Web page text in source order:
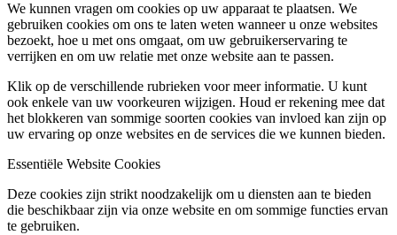
We kunnen vragen om cookies op uw apparaat te plaatsen. We
gebruiken cookies om ons te laten weten wanneer u onze websites
bezoekt, hoe u met ons omgaat, om uw gebruikerservaring te
verrijken en om uw relatie met onze website aan te passen.
Klik op de verschillende rubrieken voor meer informatie. U kunt
ook enkele van uw voorkeuren wijzigen. Houd er rekening mee dat
het blokkeren van sommige soorten cookies van invloed kan zijn op
uw ervaring op onze websites en de services die we kunnen bieden.
Essentiële Website Cookies
Deze cookies zijn strikt noodzakelijk om u diensten aan te bieden
die beschikbaar zijn via onze website en om sommige functies ervan
te gebruiken.